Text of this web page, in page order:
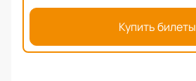
Купить билеты